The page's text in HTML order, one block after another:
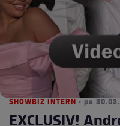
SHOWBIZ INTERN • pe